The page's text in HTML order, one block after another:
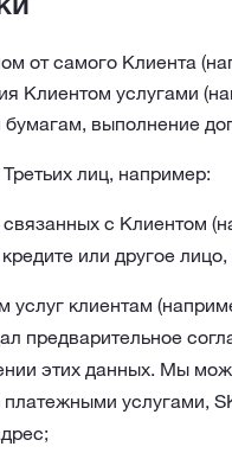
от самого Клиента
Клиентом услугами
выполнение
лиц, например:
с Клиентом
или другое
услуг клиентам
предварительное
этих данных. Мы
услугами,